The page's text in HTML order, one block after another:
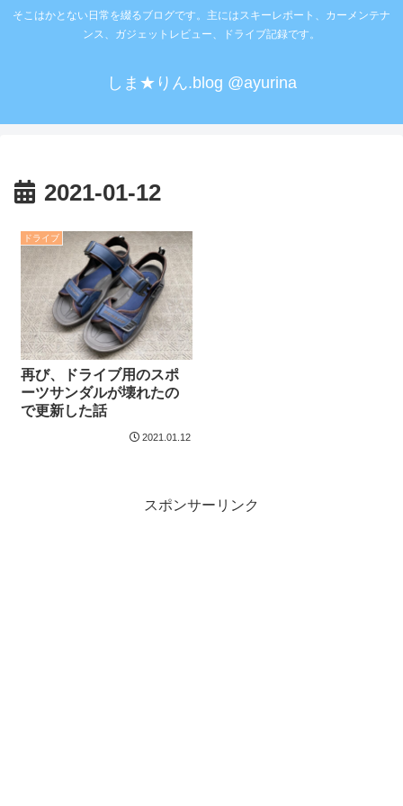
そこはかとない日常を綴るブログです。主にはスキーレポート、カーメンテナ
ンス、ガジェットレビュー、ドライブ記録です。
しま★りん.blog @ayurina
2021-01-12
ドライブ
再び、ドライブ用のスポ
ーツサンダルが壊れたの
で更新した話
2021.01.12
スポンサーリンク